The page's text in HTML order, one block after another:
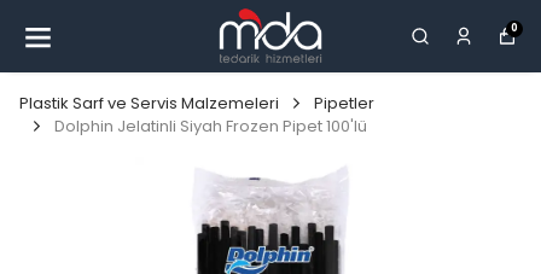
0
Plastik Sarf ve Servis Malzemeleri
Pipetler
Dolphin Jelatinli Siyah Frozen Pipet 100'lü